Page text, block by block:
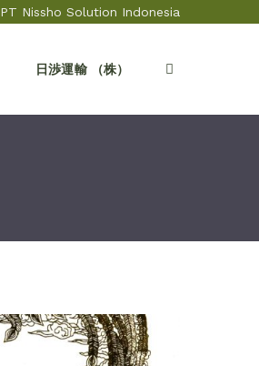
PT Nissho Solution Indonesia
日渉運輸 （株）